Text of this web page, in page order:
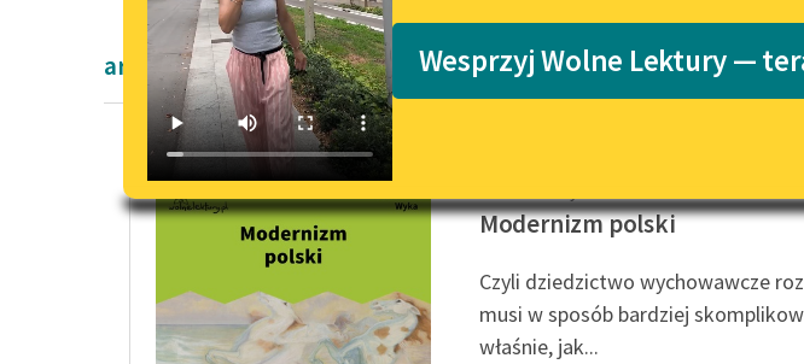
Lektury
literatury do
E-kolekcja
literatury do
Wesprzyj Wolne Lektury —
artykuły naukowe okresu współczesności
Modernizm polski
Czyli dziedzictwo wychowawcze
musi w sposób bardziej
właśnie, jak...